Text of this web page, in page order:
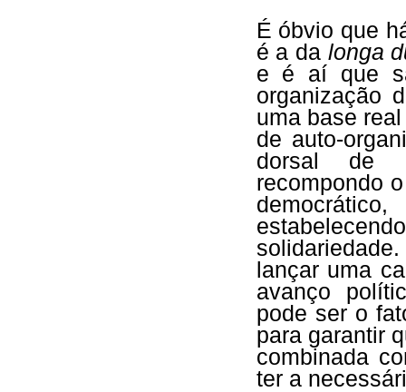
É óbvio que
é a da longa
e é aí que
organização
uma base
de auto-
dorsal de
recompondo
lançar uma
avanço
pode ser o
para garantir
combinada
ter a